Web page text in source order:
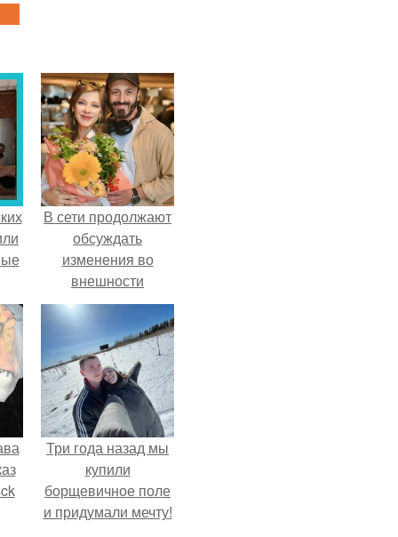
В сети продолжают
обсуждать
изменения во
внешности
актрисы.
Три года назад мы
купили
борщевичное поле
и придумали мечту!